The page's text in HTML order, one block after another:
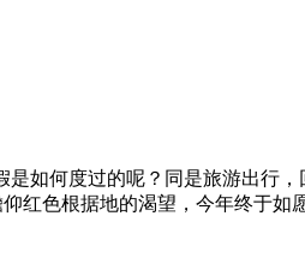
度过的呢？同是旅游出行，
色根据地的渴望，今年终于如